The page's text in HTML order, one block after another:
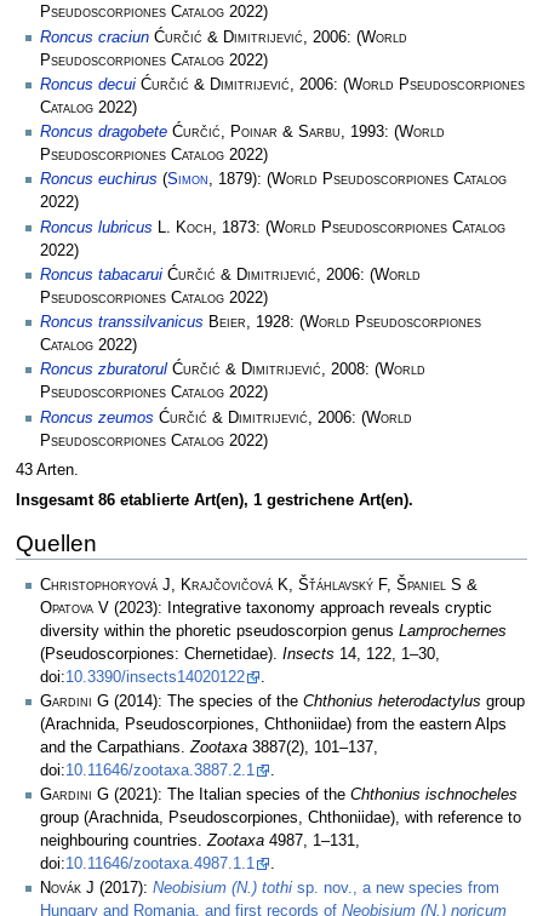
Pseudoscorpiones Catalog 2022)
Roncus craciun Ćurčić & Dimitrijević , 2006: (World
Pseudoscorpiones Catalog 2022)
Roncus decui Ćurčić & Dimitrijević , 2006: (World Pseudoscorpiones
Catalog 2022)
Roncus dragobete Ćurčić, Poinar & Sarbu, 1993: (World
Pseudoscorpiones Catalog 2022)
Roncus euchirus (Simon, 1879): (World Pseudoscorpiones Catalog
2022)
Roncus lubricus
L. Koch , 1873: (World Pseudoscorpiones Catalog
2022)
Roncus tabacarui Ćurčić & Dimitrijević, 2006: (World
Pseudoscorpiones Catalog 2022)
Roncus transsilvanicus Beier, 1928: (World Pseudoscorpiones
Catalog 2022)
Roncus zburatorul Ćurčić & Dimitrijević, 2008: (World
Pseudoscorpiones Catalog 2022)
Roncus zeumos Ćurčić & Dimitrijević , 2006: (World
Pseudoscorpiones Catalog 2022)
43 Arten.
Insgesamt 86 etablierte Art(en), 1 gestrichene Art(en).
Quellen
Christophoryová J, Krajčovičová K, Šťáhlavský F, Španiel S &
Opatova V (2023): Integrative taxonomy approach reveals cryptic
diversity within the phoretic pseudoscorpion genus Lamprochernes
(Pseudoscorpiones: Chernetidae). Insects 14, 122, 1–30,
doi:10.3390/insects14020122
Gardini G (2014): The species of the Chthonius heterodactylus group
(Arachnida, Pseudoscorpiones, Chthoniidae) from the eastern Alps
and the Carpathians.Zootaxa 3887(2), 101–137,
doi:10.11646/zootaxa.3887.2.1
.
Gardini G (2021): The Italian species of the Chthonius ischnocheles
group (Arachnida, Pseudoscorpiones, Chthoniidae), with reference to
neighbouring countries.Zootaxa 4987, 1–131,
doi:10.11646/zootaxa.4987.1.1
.
Novák J (2017): Neobisium (N.) tothi sp. nov., a new species from
Hungary and Romania, and first records of Neobisium (N.) noricum